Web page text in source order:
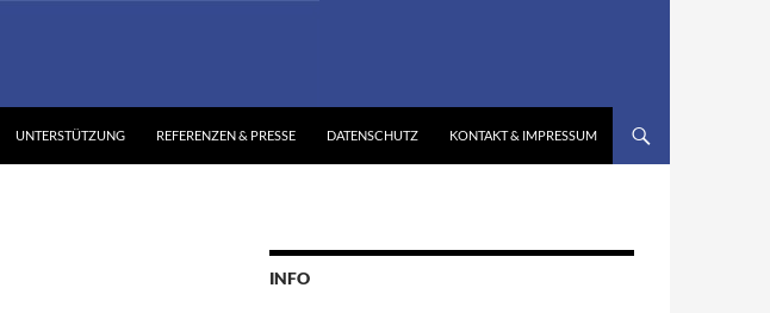
UNTERSTÜTZUNG REFERENZEN & PRESSE DATENSCHUTZ KONTAKT & IMPRESSUM
INFO